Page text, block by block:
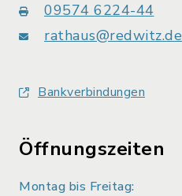
09574 6224-44
rathaus@redwitz.de
Bankverbindungen
Öffnungszeiten
Montag bis Freitag: